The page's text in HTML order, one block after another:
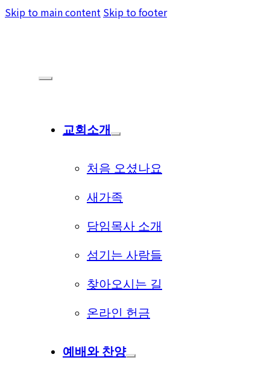
Skip to main content Skip to footer
교회소개
처음 오셨나요
새가족
담임목사 소개
섬기는 사람들
찾아오시는 길
온라인 헌금
예배와 찬양